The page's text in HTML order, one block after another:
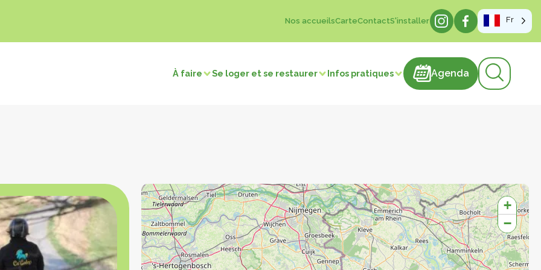
Nos accueilsCarteContactS'installer Fr
À faire
Les musées et expositions
Les édifices religieux
cartes
Voir la carte patrimoine
Se loger et se restaurer Infos pratiques Agenda
Agenda
+
−